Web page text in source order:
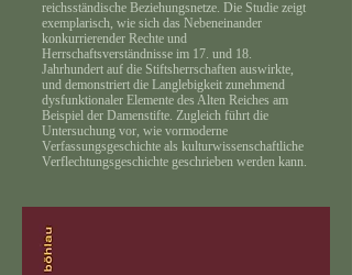
reichsständische Beziehungsnetze. Die Studie zeigt
exemplarisch, wie sich das Nebeneinander
konkurrierender Rechte und
Herrschaftsverständnisse im 17. und 18.
Jahrhundert auf die Stiftsherrschaften auswirkte,
und demonstriert die Langlebigkeit zunehmend
dysfunktionaler Elemente des Alten Reiches am
Beispiel der Damenstifte. Zugleich führt die
Untersuchung vor, wie vormoderne
Verfassungsgeschichte als kulturwissenschaftliche
Verflechtungsgeschichte geschrieben werden kann.